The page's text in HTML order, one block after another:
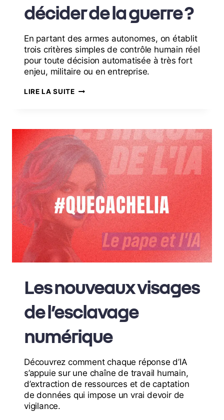
décider de la guerre ?
En partant des armes autonomes, on établit
trois critères simples de contrôle humain réel
pour toute décision automatisée à très fort
enjeu, militaire ou en entreprise.
LIRE LA SUITE
Les nouveaux visages
de l’esclavage
numérique
Découvrez comment chaque réponse d’IA
s’appuie sur une chaîne de travail humain,
d’extraction de ressources et de captation
de données qui impose un vrai devoir de
vigilance.